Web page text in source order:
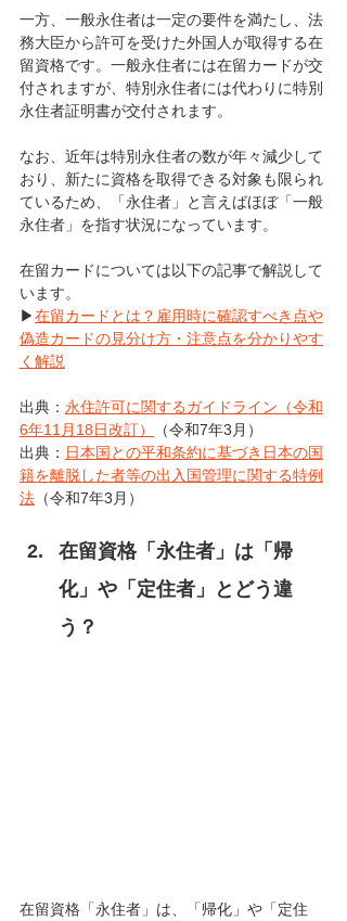
一方、一般永住者は一定の要件を満たし、法
務大臣から許可を受けた外国人が取得する在
留資格です。一般永住者には在留カードが交
付されますが、特別永住者には代わりに特別
永住者証明書が交付されます。
なお、近年は特別永住者の数が年々減少して
おり、新たに資格を取得できる対象も限られ
ているため、「永住者」と言えばほぼ「一般
永住者」を指す状況になっています。
在留カードについては以下の記事で解説して
います。
▶在留カードとは？雇用時に確認すべき点や
偽造カードの見分け方・注意点を分かりやす
く解説
出典： 永住許可に関するガイドライン（令和
6年11月18日改訂）
（令和7年3月）
出典： 日本国との平和条約に基づき日本の国
籍を離脱した者等の出入国管理に関する特例
法 （令和7年3月）
在留資格「永住者」は「帰
化」や「定住者」とどう違
う？
在留資格「永住者」は、「帰化」や「定住